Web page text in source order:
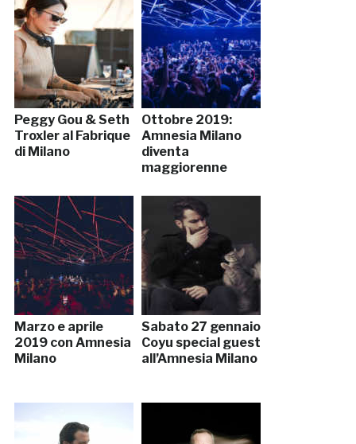
Peggy Gou & Seth
Troxler al Fabrique
di Milano
Ottobre 2019:
Amnesia Milano
diventa
maggiorenne
Marzo e aprile
2019 con Amnesia
Milano
Sabato 27 gennaio
Coyu special guest
all’Amnesia Milano